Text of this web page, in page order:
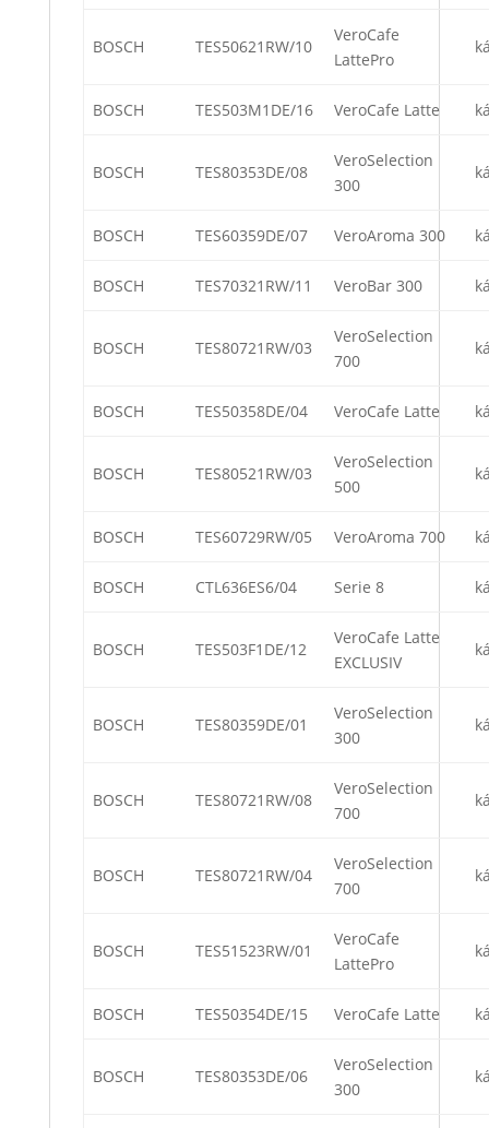
BOSCH TES50621RW/10
VeroCafe
LattePro
BOSCH TES503M1DE/16 VeroCafe Latte
BOSCH TES80353DE/08
VeroSelection
300
BOSCH TES60359DE/07 VeroAroma 300
BOSCH TES70321RW/11 VeroBar 300
BOSCH TES80721RW/03
VeroSelection
700
BOSCH TES50358DE/04 VeroCafe Latte
BOSCH TES80521RW/03
VeroSelection
500
BOSCH TES60729RW/05 VeroAroma 700
BOSCH CTL636ES6/04 Serie 8
BOSCH TES503F1DE/12
VeroCafe Latte
EXCLUSIV
BOSCH TES80359DE/01
VeroSelection
300
BOSCH TES80721RW/08
VeroSelection
700
BOSCH TES80721RW/04
VeroSelection
700
BOSCH TES51523RW/01
VeroCafe
LattePro
BOSCH TES50354DE/15 VeroCafe Latte
BOSCH TES80353DE/06
VeroSelection
300